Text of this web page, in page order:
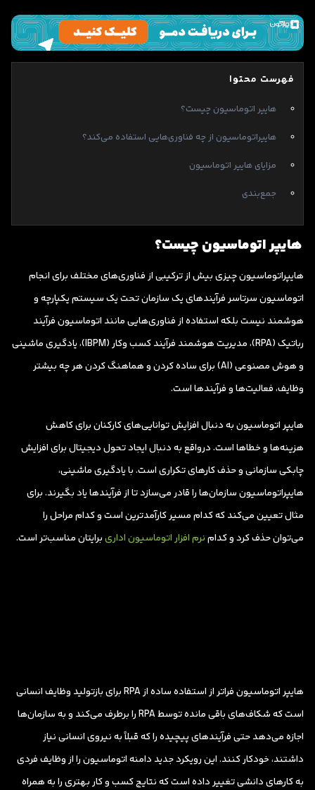
فهرست محتوا
هایپر اتوماسیون چیست؟
هایپراتوماسیون از چه فناوری‌هایی استفاده می‌کند؟
مزایای هایپر اتوماسیون
جمع‌بندی
هایپر اتوماسیون چیست؟
هایپراتوماسیون چیزی بیش از ترکیبی از فناوری‌های مختلف برای انجام
اتوماسیون سرتاسر فرآیندهای یک سازمان تحت یک سیستم یکپارچه و
هوشمند نیست بلکه استفاده از فناوری‌هایی مانند اتوماسیون فرآیند
رباتیک (RPA)، مدیریت هوشمند فرآیند کسب وکار (IBPM)، یادگیری ماشینی
و هوش مصنوعی (AI) برای ساده کردن و هماهنگ کردن هر چه بیشتر
وظایف، فعالیت‌ها و فرآیندها است.
هایپر اتوماسیون به دنبال افزایش توانایی‌های کارکنان برای کاهش
هزینه‌ها و خطاها است. درواقع به دنبال ایجاد تحول دیجیتال برای افزایش
چابکی سازمانی و حذف کارهای تکراری است. با یادگیری ماشینی،
هایپراتوماسیون سازمان‌ها را قادر می‌سازد تا از فرآیندها یاد بگیرند. برای
مثال تعیین می‌کند که کدام مسیر کارآمدترین است و کدام مراحل را
می‌توان حذف کرد و کدامنرم افزار اتوماسیون اداریبرایتان مناسب‌تر است.
هایپر اتوماسیون فراتر از استفاده ساده از RPA برای بازتولید وظایف انسانی
است که شکاف‌های باقی مانده توسط RPA را برطرف می‌کند و به سازمان‌ها
اجازه می‌دهد حتی فرآیندهای پیچیده را که قبلاً به نیروی انسانی نیاز
داشتند، خودکار کنند. این رویکرد جدید دامنه اتوماسیون را از وظایف فردی
به کارهای دانشی تغییر داده است که نتایج کسب و کار بهتری را به همراه